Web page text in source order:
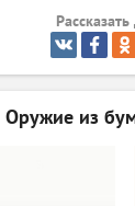
Оружие из